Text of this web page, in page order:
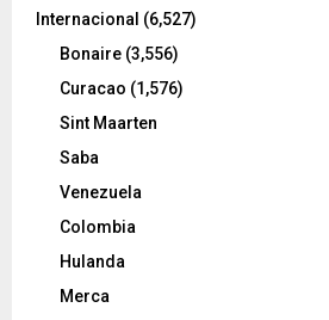
Internacional (6,527)
Bonaire (3,556)
Curacao (1,576)
Sint Maarten
Saba
Venezuela
Colombia
Hulanda
Merca